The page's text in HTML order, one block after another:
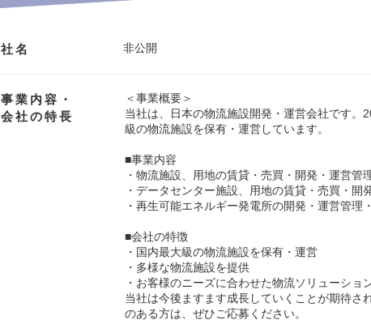
社名 非公開
事業内容・
会社の特長
＜事業概要＞
当社は、日本の物流施設開発・運営会社です。
級の物流施設を保有・運営しています。
■事業内容
・物流施設、用地の賃貸・売買・開発・運営管
・データセンター施設、用地の賃貸・売買・開
・再生可能エネルギー発電所の開発・運営管理
■会社の特徴
・国内最大級の物流施設を保有・運営
・多様な物流施設を提供
・お客様のニーズに合わせた物流ソリューショ
当社は今後ますます成長していくことが期待さ
のある方は、ぜひご応募ください。